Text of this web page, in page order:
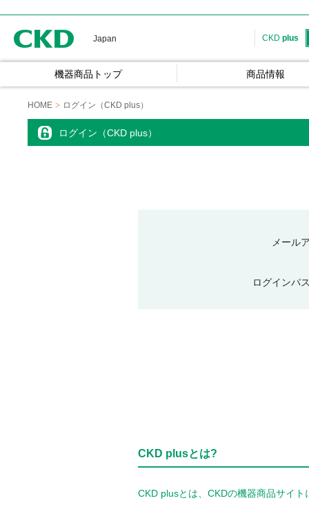
Japan CKD plus
機器商品トップ 商品情報
HOME ログイン（CKD plus）
ログイン（CKD plus）
メール
ログインパ
CKD plusとは?
CKD plusとは、CKDの機器商品サイ